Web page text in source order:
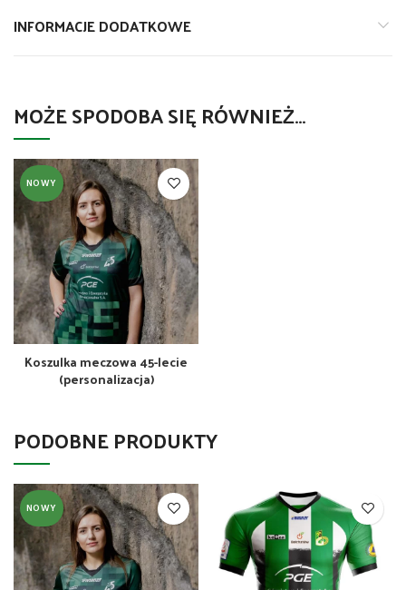
INFORMACJE DODATKOWE
MOŻE SPODOBA SIĘ RÓWNIEŻ…
NOWY
Koszulka meczowa 45-lecie
(personalizacja)
PODOBNE PRODUKTY
NOWY